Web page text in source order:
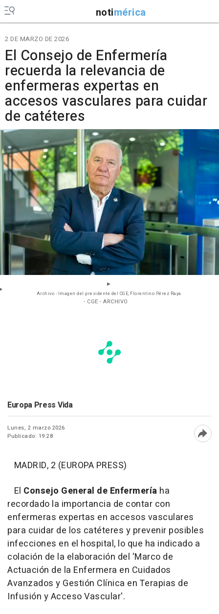
notimérica
2 DE MARZO DE 2026
El Consejo de Enfermería
recuerda la relevancia de
enfermeras expertas en
accesos vasculares para cuidar
de catéteres
Archivo - Imagen del presidente del CGE, Florentino Pérez Raya.
- CGE - ARCHIVO
Europa Press Vida
Lunes, 2 marzo 2026
Publicado: 19:28
MADRID, 2 (EUROPA PRESS)
El Consejo General de Enfermería ha
recordado la importancia de contar con
enfermeras expertas en accesos vasculares
para cuidar de los catéteres y prevenir posibles
infecciones en el hospital, lo que ha indicado a
colación de la elaboración del 'Marco de
Actuación de la Enfermera en Cuidados
Avanzados y Gestión Clínica en Terapias de
Infusión y Acceso Vascular'.